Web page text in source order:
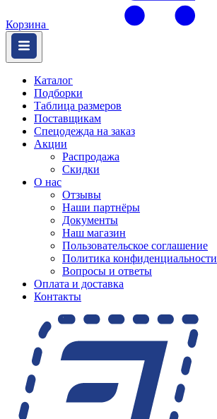
Корзина
Каталог
Подборки
Таблица размеров
Поставщикам
Спецодежда на заказ
Акции
Распродажа
Скидки
О нас
Отзывы
Наши партнёры
Документы
Наш магазин
Пользовательское соглашение
Политика конфиденциальности
Вопросы и ответы
Оплата и доставка
Контакты